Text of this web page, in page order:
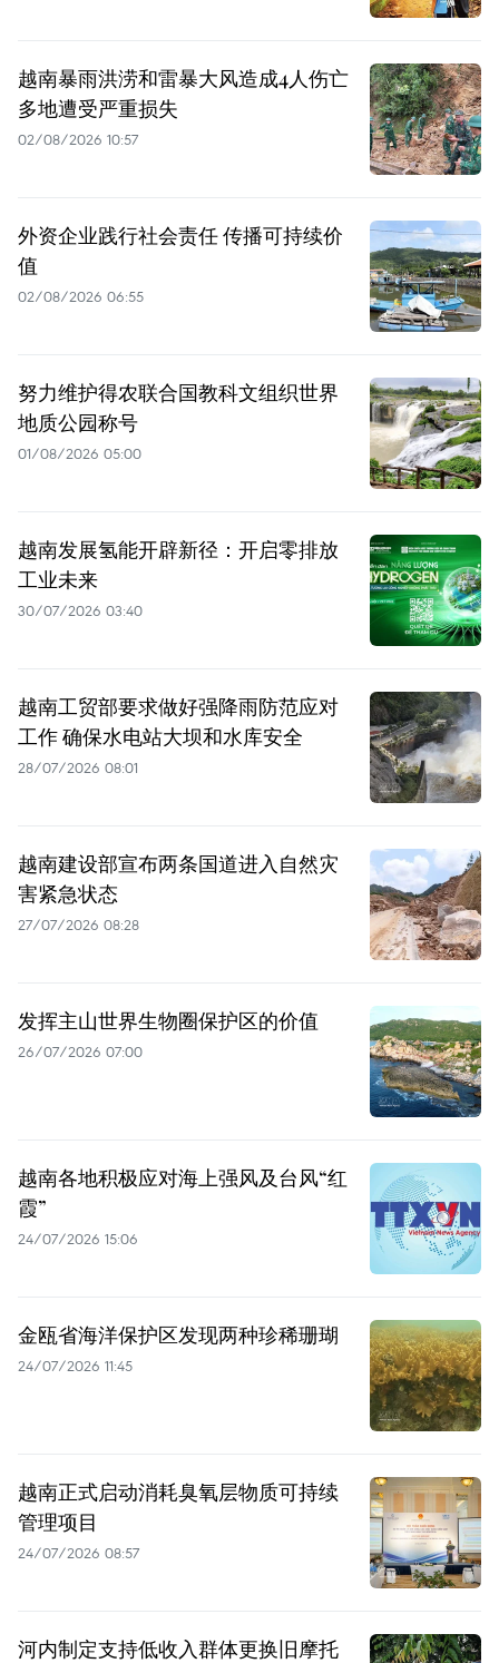
越南暴雨洪涝和雷暴大风造成4人伤亡
多地遭受严重损失
02/08/2026 10:57
外资企业践行社会责任 传播可持续价
值
02/08/2026 06:55
努力维护得农联合国教科文组织世界
地质公园称号
01/08/2026 05:00
越南发展氢能开辟新径：开启零排放
工业未来
30/07/2026 03:40
越南工贸部要求做好强降雨防范应对
工作 确保水电站大坝和水库安全
28/07/2026 08:01
越南建设部宣布两条国道进入自然灾
害紧急状态
27/07/2026 08:28
发挥主山世界生物圈保护区的价值
26/07/2026 07:00
越南各地积极应对海上强风及台风“红
霞”
24/07/2026 15:06
金瓯省海洋保护区发现两种珍稀珊瑚
24/07/2026 11:45
越南正式启动消耗臭氧层物质可持续
管理项目
24/07/2026 08:57
河内制定支持低收入群体更换旧摩托